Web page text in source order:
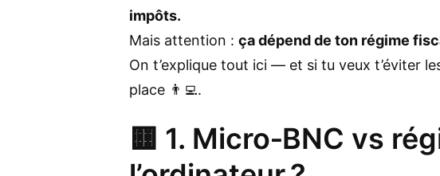
impôts.
Mais attention : ça dépend de ton régime
On t’explique tout ici — et si tu veux t’éviter
place 👨‍💻.
🟨 1. Micro‑BNC vs